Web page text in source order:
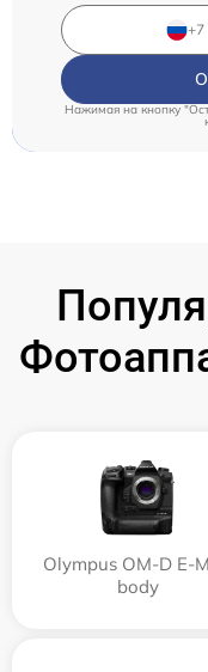
Нажимая на кнопку
Olympus OM-D E-
body